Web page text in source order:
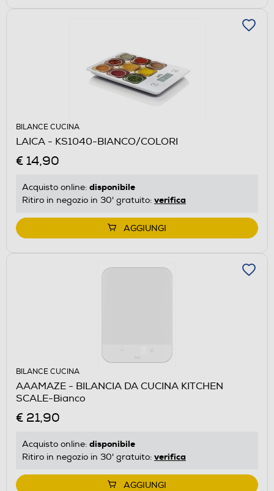
BILANCE CUCINA
LAICA - KS1040-BIANCO/COLORI
€ 14,90
Acquisto online: disponibile
Ritiro in negozio in 30' gratuito: verifica
AGGIUNGI
BILANCE CUCINA
AAAMAZE - BILANCIA DA CUCINA KITCHEN
SCALE-Bianco
€ 21,90
Acquisto online: disponibile
Ritiro in negozio in 30' gratuito: verifica
AGGIUNGI